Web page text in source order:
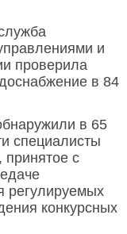
и
проверила
в 84
в 65
специалисты
с
регулируемых
конкурсных